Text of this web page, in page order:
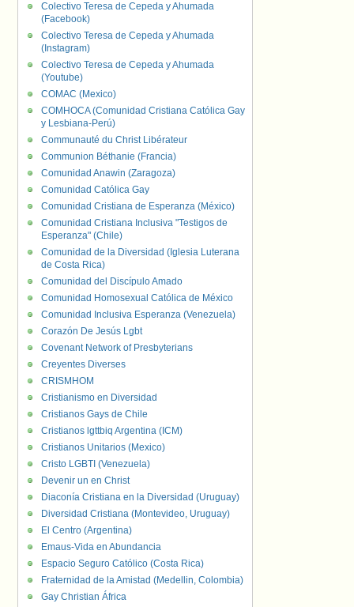
Colectivo Teresa de Cepeda y Ahumada
(Facebook)
Colectivo Teresa de Cepeda y Ahumada
(Instagram)
Colectivo Teresa de Cepeda y Ahumada
(Youtube)
COMAC (Mexico)
COMHOCA (Comunidad Cristiana Católica Gay
y Lesbiana-Perú)
Communauté du Christ Libérateur
Communion Béthanie (Francia)
Comunidad Anawin (Zaragoza)
Comunidad Católica Gay
Comunidad Cristiana de Esperanza (México)
Comunidad Cristiana Inclusiva "Testigos de
Esperanza" (Chile)
Comunidad de la Diversidad (Iglesia Luterana
de Costa Rica)
Comunidad del Discípulo Amado
Comunidad Homosexual Católica de México
Comunidad Inclusiva Esperanza (Venezuela)
Corazón De Jesús Lgbt
Covenant Network of Presbyterians
Creyentes Diverses
CRISMHOM
Cristianismo en Diversidad
Cristianos Gays de Chile
Cristianos lgttbiq Argentina (ICM)
Cristianos Unitarios (Mexico)
Cristo LGBTI (Venezuela)
Devenir un en Christ
Diaconía Cristiana en la Diversidad (Uruguay)
Diversidad Cristiana (Montevideo, Uruguay)
El Centro (Argentina)
Emaus-Vida en Abundancia
Espacio Seguro Católico (Costa Rica)
Fraternidad de la Amistad (Medellin, Colombia)
Gay Christian África